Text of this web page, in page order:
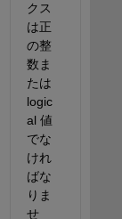
クス
は正
の整
数ま
たは
logic
al 値
でな
けれ
ばな
りま
せ